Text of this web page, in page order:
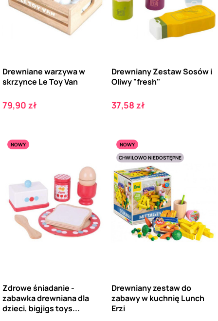
Drewniane warzywa w
skrzynce Le Toy Van
Cena
79,90 zł
Drewniany Zestaw Sosów i
Oliwy "fresh"
Cena
37,58 zł
NOWY
Zdrowe śniadanie -
zabawka drewniana dla
dzieci, bigjigs toys...
NOWY
CHWILOWO NIEDOSTĘPNE
Drewniany zestaw do
zabawy w kuchnię Lunch
Erzi